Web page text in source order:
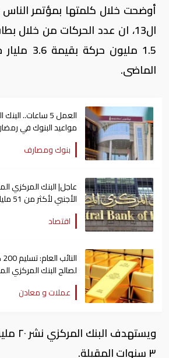
أوضحت خلال كلمتها بمؤتمر
ال13، ان عدد الحركات من خلال
1.5 مليون
الماضى.
العمل 5 ساعات..
مواعيد البنوك في
بنوك ومصارف
عاجل| البنك المركزي
الأجنبي لأكثر من 51 مليار دولار خلال ديسمبر
اقتصاد
لصالح البنك المركزي
عملات و معادن
٣ سنوات المقبلة.